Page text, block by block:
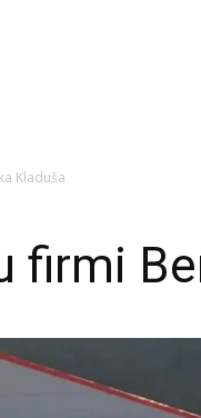
Kladuša
firmi